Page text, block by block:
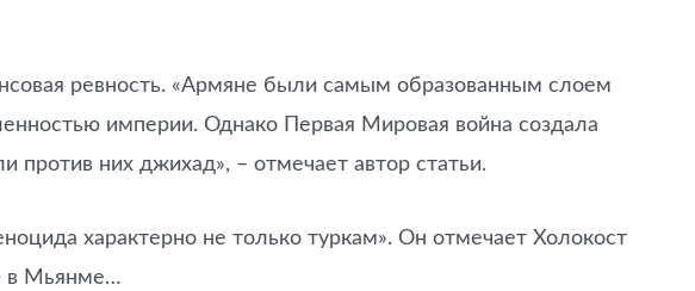
ревность. «Армяне были самым образованным слоем
империи. Однако Первая Мировая война создала
них джихад», – отмечает автор статьи.
характерно не только туркам». Он отмечает Холокост
в Мьянме…